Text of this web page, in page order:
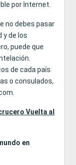
por Internet.
no debes pasar
y de los
puede que
de cada país
o consulados,
Vuelta al
en